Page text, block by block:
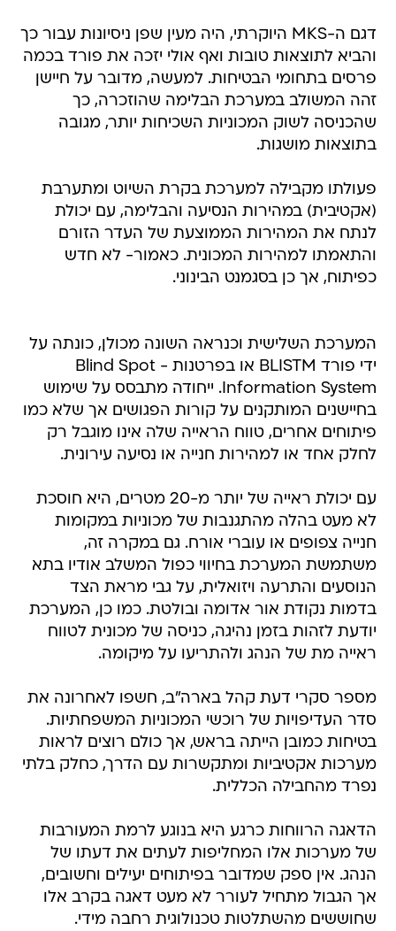
דגם ה-MKS היוקרתי, היה מעין שפן ניסיונות עבור כך
והביא לתוצאות טובות ואף אולי יזכה את פורד בכמה
פרסים בתחומי הבטיחות. למעשה, מדובר על חיישן
זהה המשולב במערכת הבלימה שהוזכרה, כך
שהכניסה לשוק המכוניות השכיחות יותר, מגובה
בתוצאות מושגות.
פעולתו מקבילה למערכת בקרת השיוט ומתערבת
(אקטיבית) במהירות הנסיעה והבלימה, עם יכולת
לנתח את המהירות הממוצעת של העדר הזורם
והתאמתו למהירות המכונית. כאמור- לא חדש
כפיתוח, אך כן בסגמנט הבינוני.
המערכת השלישית וכנראה השונה מכולן, כונתה על
ידי פורד BLISTM או בפרטנות - Blind Spot
Information System. ייחודה מתבסס על שימוש
בחיישנים המותקנים על קורות הפגושים אך שלא כמו
פיתוחים אחרים, טווח הראייה שלה אינו מוגבל רק
לחלק אחד או למהירות חנייה או נסיעה עירונית.
עם יכולת ראייה של יותר מ-20 מטרים, היא חוסכת
לא מעט בהלה מהתגנבות של מכוניות במקומות
חנייה צפופים או עוברי אורח. גם במקרה זה,
משתמשת המערכת בחיווי כפול המשלב אודיו בתא
הנוסעים והתרעה ויזואלית, על גבי מראת הצד
בדמות נקודת אור אדומה ובולטת. כמו כן, המערכת
יודעת לזהות בזמן נהיגה, כניסה של מכונית לטווח
ראייה מת של הנהג ולהתריעו על מיקומה.
מספר סקרי דעת קהל בארה"ב, חשפו לאחרונה את
סדר העדיפויות של רוכשי המכוניות המשפחתיות.
בטיחות כמובן הייתה בראש, אך כולם רוצים לראות
מערכות אקטיביות ומתקשרות עם הדרך, כחלק בלתי
נפרד מהחבילה הכללית.
הדאגה הרווחות כרגע היא בנוגע לרמת המעורבות
של מערכות אלו המחליפות לעתים את דעתו של
הנהג. אין ספק שמדובר בפיתוחים יעילים וחשובים,
אך הגבול מתחיל לעורר לא מעט דאגה בקרב אלו
שחוששים מהשתלטות טכנולוגית רחבה מידי.